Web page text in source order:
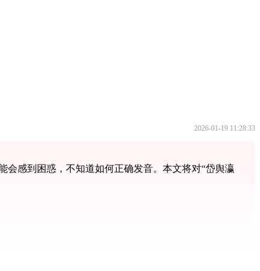
2026-01-19 11:28:33
会感到困惑，不知道如何正确发音。本文将对“岱舆瀛